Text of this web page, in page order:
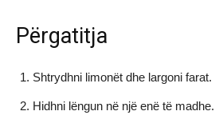
Përgatitja
Shtrydhni limonët dhe largoni farat.
Hidhni lëngun në një enë të madhe.